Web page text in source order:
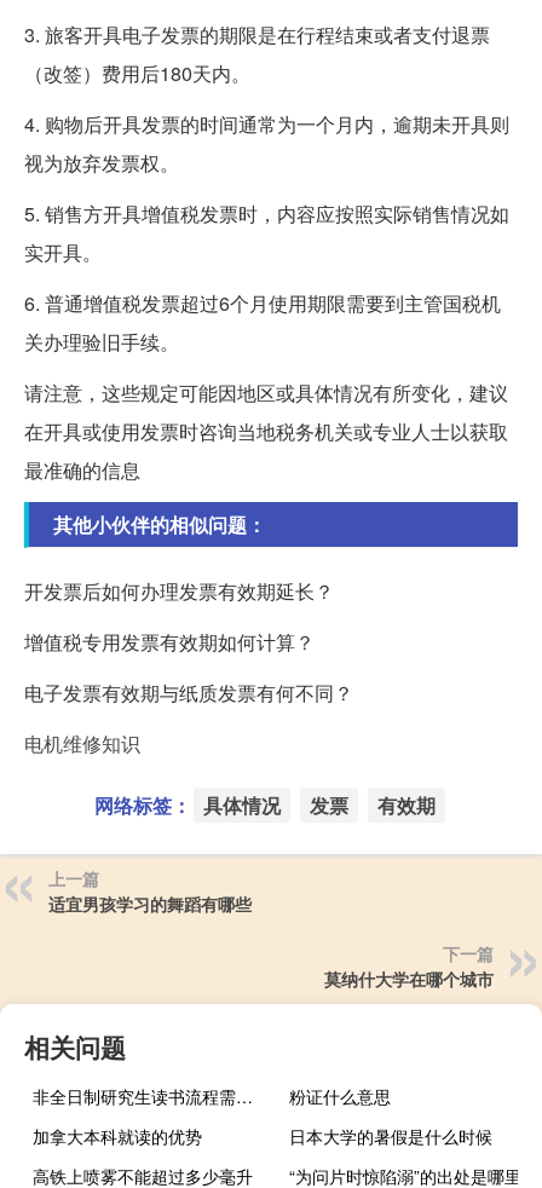
3. 旅客开具电子发票的期限是在行程结束或者支付退票
（改签）费用后180天内。
4. 购物后开具发票的时间通常为一个月内，逾期未开具则
视为放弃发票权。
5. 销售方开具增值税发票时，内容应按照实际销售情况如
实开具。
6. 普通增值税发票超过6个月使用期限需要到主管国税机
关办理验旧手续。
请注意，这些规定可能因地区或具体情况有所变化，建议
在开具或使用发票时咨询当地税务机关或专业人士以获取
最准确的信息
其他小伙伴的相似问题：
开发票后如何办理发票有效期延长？
增值税专用发票有效期如何计算？
电子发票有效期与纸质发票有何不同？
电机维修知识
网络标签： 具体情况 发票 有效期
上一篇
适宜男孩学习的舞蹈有哪些
下一篇
莫纳什大学在哪个城市
相关问题
非全日制研究生读书流程需要四年的时间申请毕业
粉证什么意思
加拿大本科就读的优势
日本大学的暑假是什么时候
高铁上喷雾不能超过多少毫升
“为问片时惊陷溺”的出处是哪里